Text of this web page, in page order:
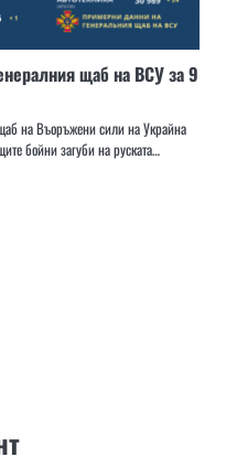
щаб на ВСУ за 9
на Въоръжени сили на Украйна
бойни загуби на руската…